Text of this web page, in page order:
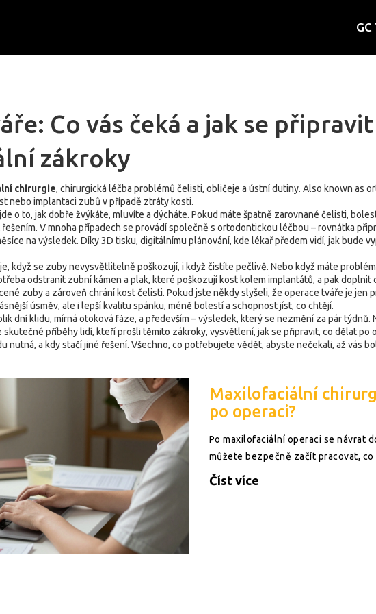
Co vás čeká a jak se
zákroky
chirurgie, chirurgická léčba problémů čelisti, obličeje a ústní dutiny. Also known as
nebo implantaci zubů v případě ztráty kosti.
o to, jak dobře žvýkáte, mluvíte a dýcháte. Pokud máte špatně zarovnané čelisti,
V mnoha případech se provádí společně s ortodontickou léčbou – rovnátka
na výsledek. Díky3D tisku, digitálnímu plánování, kde lékař předem vidí, jak bude
když se zuby nevysvětlitelně poškozují, i když čistíte pečlivě. Nebo když máte
odstranit zubní kámen a plak, které poškozují kost kolem implantátů, a pak doplnit
zuby a zároveň chrání kost čelisti. Pokud jste někdy slyšeli, že operace tváře je jen
úsměv, ale i lepší kvalitu spánku, méně bolestí a schopnost jíst, co chtějí.
dní klidu, mírná otoková fáze, a především – výsledek, který se nezmění za pár
skutečné příběhy lidí, kteří prošli těmito zákroky, vysvětlení, jak se připravit, co dělat
nutná, a kdy stačí jiné řešení. Všechno, co potřebujete vědět, abyste nečekali, až vás
Maxilofaciální
po operaci?
Po maxilofaciální operaci se návrat
můžete bezpečně začít pracovat,
Číst více